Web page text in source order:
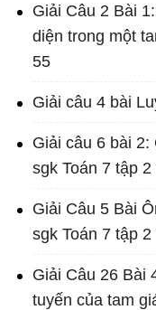
Giải Câu 2 Bài
diện trong một
55
Giải câu 4 bài
Giải câu 6 bài
sgk Toán 7 tập
Giải Câu 5 Bài
sgk Toán 7 tập 2
Giải Câu 26 Bài
tuyến của tam